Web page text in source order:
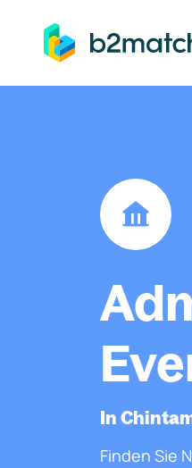
springen
In
Finden Sie